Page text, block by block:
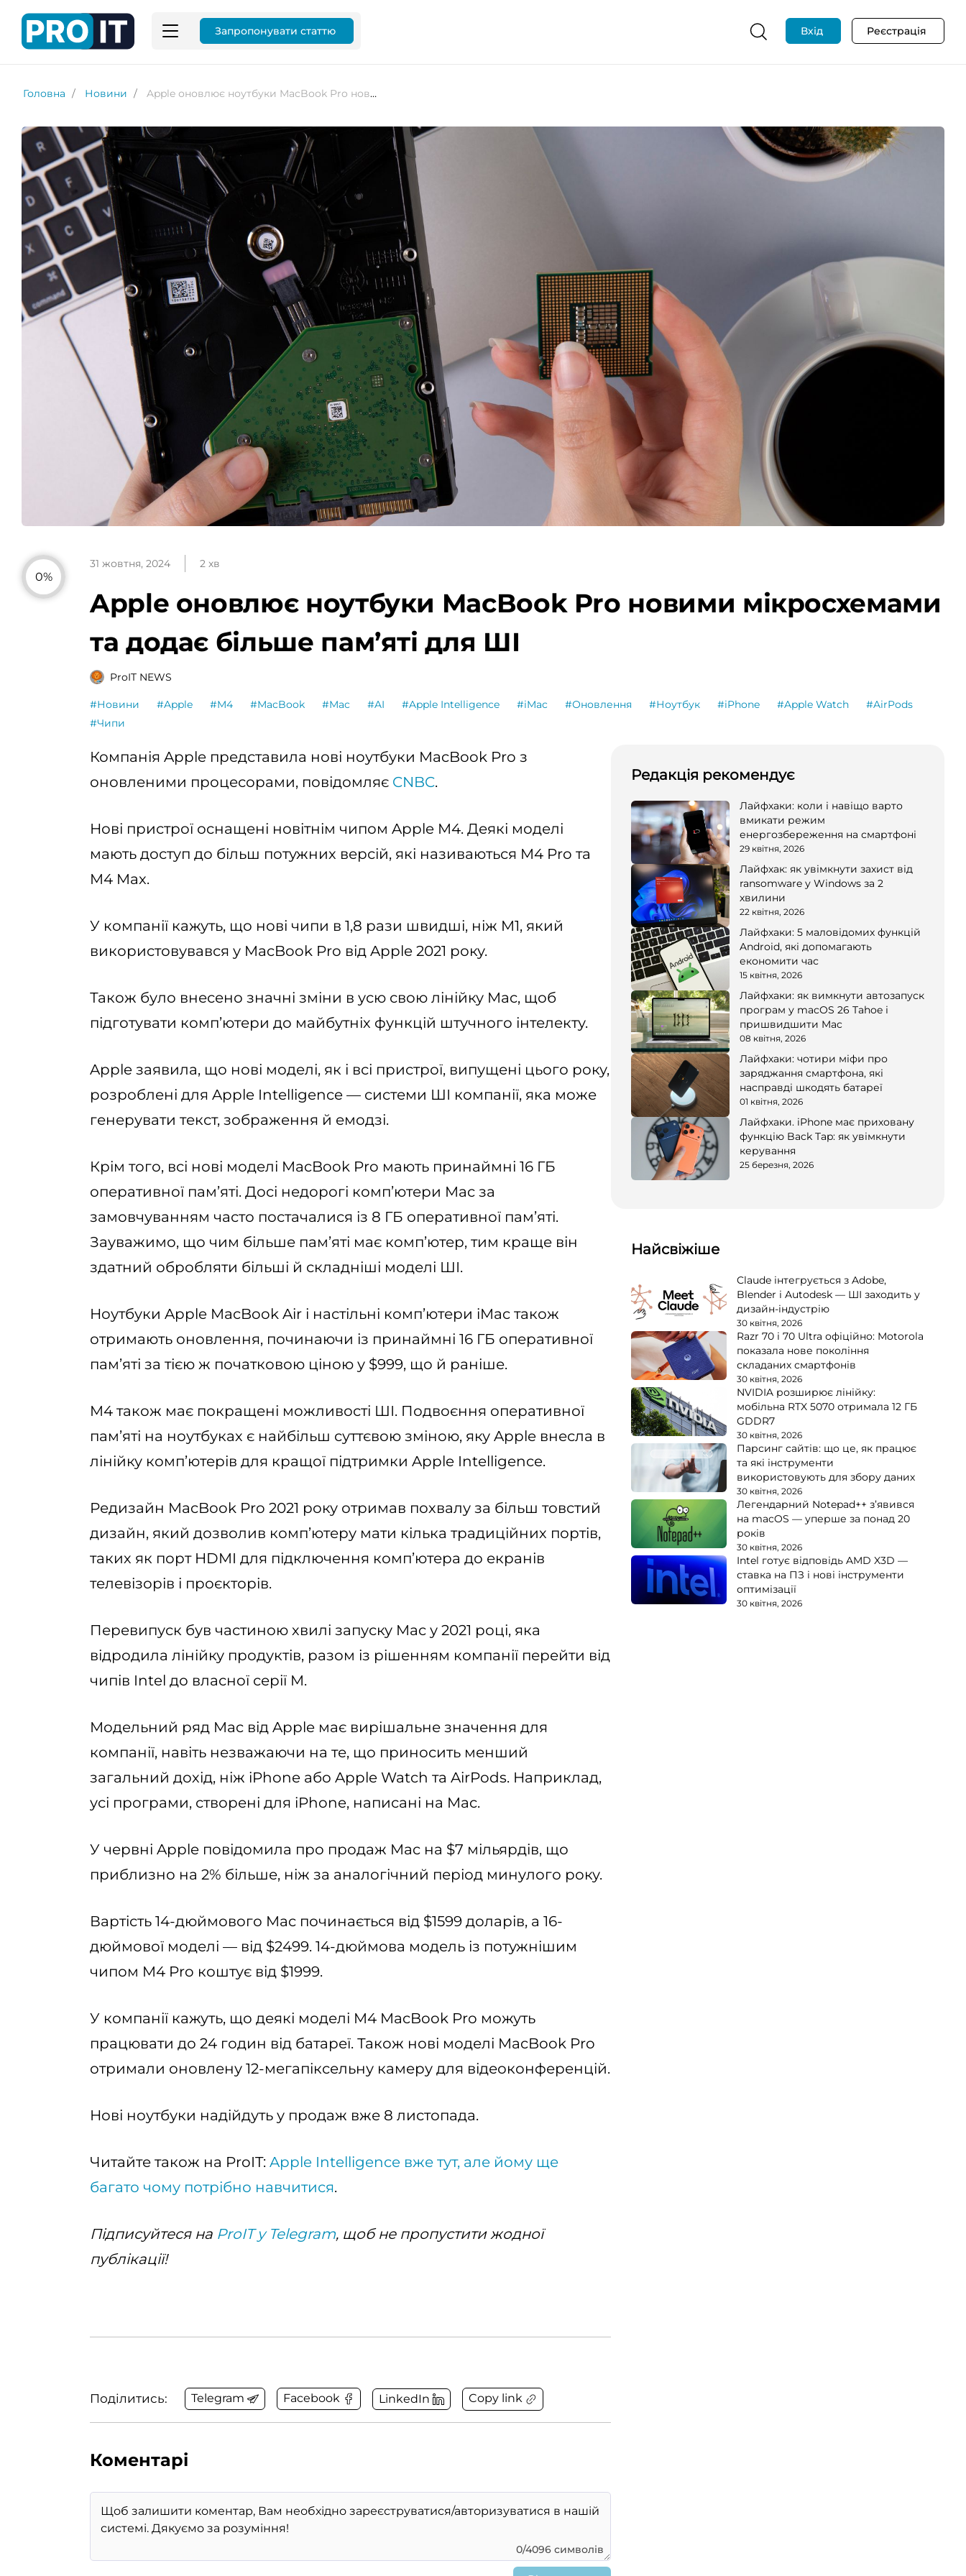
Запропонувати статтю Вхід Реєстрація
Головна Новини Apple оновлює ноутбуки MacBook Pro новими мікросхемами та додає більше пам’яті для ШІ
0%
31 жовтня, 2024 2 хв
Apple оновлює ноутбуки MacBook Pro новими мікросхемами
та додає більше пам’яті для ШІ
ProIT NEWS
#Новини #Apple #M4 #MacBook #Mac #AI #Apple Intelligence #iMac #Оновлення #Ноутбук #iPhone #Apple Watch
#AirPods
#Чипи
Компанія Apple представила нові ноутбуки MacBook Pro з
оновленими процесорами, повідомляє CNBC.
Нові пристрої оснащені новітнім чипом Apple M4. Деякі моделі
мають доступ до більш потужних версій, які називаються M4 Pro та
M4 Max.
У компанії кажуть, що нові чипи в 1,8 рази швидші, ніж M1, який
використовувався у MacBook Pro від Apple 2021 року.
Також було внесено значні зміни в усю свою лінійку Mac, щоб
підготувати комп’ютери до майбутніх функцій штучного інтелекту.
Apple заявила, що нові моделі, як і всі пристрої, випущені цього року,
розроблені для Apple Intelligence — системи ШІ компанії, яка може
генерувати текст, зображення й емодзі.
Крім того, всі нові моделі MacBook Pro мають принаймні 16 ГБ
оперативної пам’яті. Досі недорогі комп’ютери Mac за
замовчуванням часто постачалися із 8 ГБ оперативної пам’яті.
Зауважимо, що чим більше пам’яті має комп’ютер, тим краще він
здатний обробляти більші й складніші моделі ШІ.
Ноутбуки Apple MacBook Air і настільні комп’ютери iMac також
отримають оновлення, починаючи із принаймні 16 ГБ оперативної
пам’яті за тією ж початковою ціною у $999, що й раніше.
M4 також має покращені можливості ШІ. Подвоєння оперативної
пам’яті на ноутбуках є найбільш суттєвою зміною, яку Apple внесла в
лінійку комп’ютерів для кращої підтримки Apple Intelligence.
Редизайн MacBook Pro 2021 року отримав похвалу за більш товстий
дизайн, який дозволив комп’ютеру мати кілька традиційних портів,
таких як порт HDMI для підключення комп’ютера до екранів
телевізорів і проєкторів.
Перевипуск був частиною хвилі запуску Mac у 2021 році, яка
відродила лінійку продуктів, разом із рішенням компанії перейти від
чипів Intel до власної серії M.
Модельний ряд Mac від Apple має вирішальне значення для
компанії, навіть незважаючи на те, що приносить менший
загальний дохід, ніж iPhone або Apple Watch та AirPods. Наприклад,
усі програми, створені для iPhone, написані на Mac.
У червні Apple повідомила про продаж Mac на $7 мільярдів, що
приблизно на 2% більше, ніж за аналогічний період минулого року.
Вартість 14-дюймового Mac починається від $1599 доларів, а 16-
дюймової моделі — від $2499. 14-дюймова модель із потужнішим
чипом M4 Pro коштує від $1999.
У компанії кажуть, що деякі моделі M4 MacBook Pro можуть
працювати до 24 годин від батареї. Також нові моделі MacBook Pro
отримали оновлену 12-мегапіксельну камеру для відеоконференцій.
Нові ноутбуки надійдуть у продаж вже 8 листопада.
Читайте також на ProIT: Apple Intelligence вже тут, але йому ще
багато чому потрібно навчитися.
Підписуйтеся на ProIT у Telegram, щоб не пропустити жодної
публікації!
Поділитись: Telegram Facebook LinkedIn Copy link
Коментарі
0/4096 символів
Редакція рекомендує
Лайфхаки: коли і навіщо варто
вмикати режим
енергозбереження на смартфоні
29 квітня, 2026
Лайфхак: як увімкнути захист від
ransomware у Windows за 2
хвилини
22 квітня, 2026
Лайфхаки: 5 маловідомих функцій
Android, які допомагають
економити час
15 квітня, 2026
Лайфхаки: як вимкнути автозапуск
програм у macOS 26 Tahoe і
пришвидшити Mac
08 квітня, 2026
Лайфхаки: чотири міфи про
заряджання смартфона, які
насправді шкодять батареї
01 квітня, 2026
Лайфхаки. iPhone має приховану
функцію Back Tap: як увімкнути
керування
25 березня, 2026
Найсвіжіше
Claude інтегрується з Adobe,
Blender і Autodesk — ШІ заходить у
дизайн-індустрію
30 квітня, 2026
Razr 70 і 70 Ultra офіційно: Motorola
показала нове покоління
складаних смартфонів
30 квітня, 2026
NVIDIA розширює лінійку:
мобільна RTX 5070 отримала 12 ГБ
GDDR7
30 квітня, 2026
Парсинг сайтів: що це, як працює
та які інструменти
використовують для збору даних
30 квітня, 2026
Легендарний Notepad++ з’явився
на macOS — уперше за понад 20
років
30 квітня, 2026
Intel готує відповідь AMD X3D —
ставка на ПЗ і нові інструменти
оптимізації
30 квітня, 2026